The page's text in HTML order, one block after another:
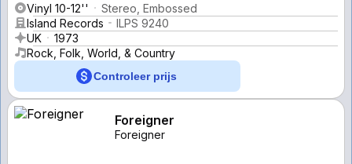
Vinyl 10-12''
Stereo, Embossed
Island Records
ILPS 9240
UK
1973
Rock, Folk, World, & Country
Controleer prijs
Foreigner
Foreigner